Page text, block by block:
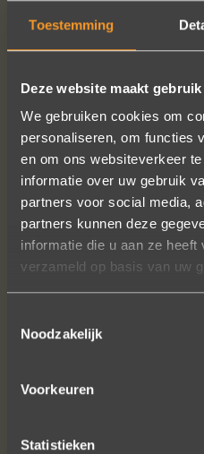
Toestemming
Deze website maakt
We gebruiken cookies om
personaliseren, om functies
en om ons websiteverkeer
informatie over uw gebruik
partners voor social media,
partners kunnen deze
informatie die u aan ze
verzameld op basis van uw
Noodzakelijk
Voorkeuren
Statistieken